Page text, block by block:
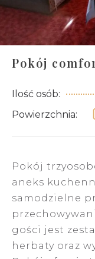
Pokój
Ilość osób:
Powierzchnia:
Pokój
aneks
samodzielne
gości jest
herbaty oraz